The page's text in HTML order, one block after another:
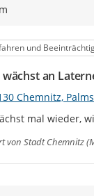
und
wächst an
Chemnitz,
mal wieder,
von Stadt Chemnitz